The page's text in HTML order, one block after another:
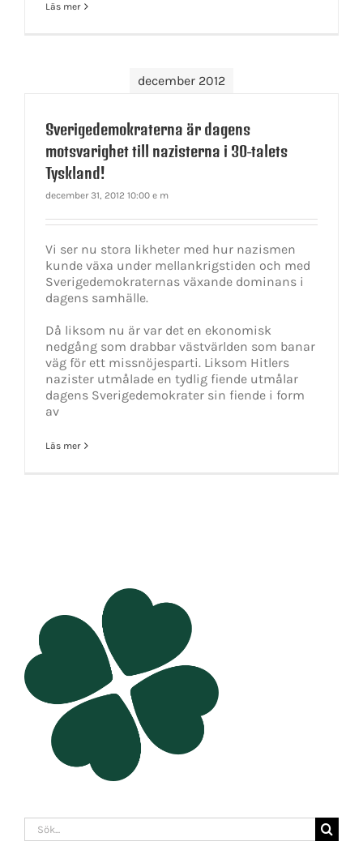
Läs mer
december 2012
Sverigedemokraterna är dagens
motsvarighet till nazisterna i 30-talets
Tyskland!
december 31, 2012 10:00 e m
Vi ser nu stora likheter med hur nazismen
kunde växa under mellankrigstiden och med
Sverigedemokraternas växande dominans i
dagens samhälle.
Då liksom nu är var det en ekonomisk
nedgång som drabbar västvärlden som banar
väg för ett missnöjesparti. Liksom Hitlers
nazister utmålade en tydlig fiende utmålar
dagens Sverigedemokrater sin fiende i form
av
Läs mer
Sök
efter: